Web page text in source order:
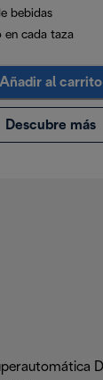
bebidas
en cada taza
Añadir al carrito
Descubre más